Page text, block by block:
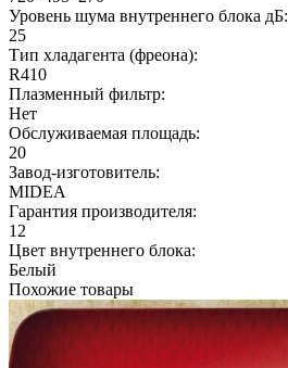
Уровень шума внутреннего блока дБ:
25
Тип хладагента (фреона):
R410
Плазменный фильтр:
Нет
Обслуживаемая площадь:
20
Завод-изготовитель:
MIDEA
Гарантия производителя:
12
Цвет внутреннего блока:
Белый
Похожие товары